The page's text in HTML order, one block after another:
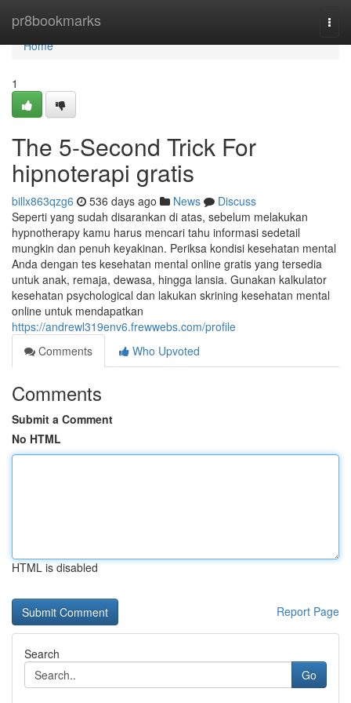
pr8bookmarks
Home
Home
1
The 5-Second Trick For
hipnoterapi gratis
billx863qzg6 536 days ago News
Discuss
Seperti yang sudah disarankan di atas, sebelum melakukan
hypnotherapy kamu harus mencari tahu informasi sedetail
mungkin dan penuh keyakinan. Periksa kondisi kesehatan mental
Anda dengan tes kesehatan mental online gratis yang tersedia
untuk anak, remaja, dewasa, hingga lansia. Gunakan kalkulator
kesehatan psychological dan lakukan skrining kesehatan mental
online untuk mendapatkan
https://andrewl319env6.frewwebs.com/profile
Comments
Who Upvoted
Comments
Submit a Comment
No HTML
HTML is disabled
Report Page
Search
Go